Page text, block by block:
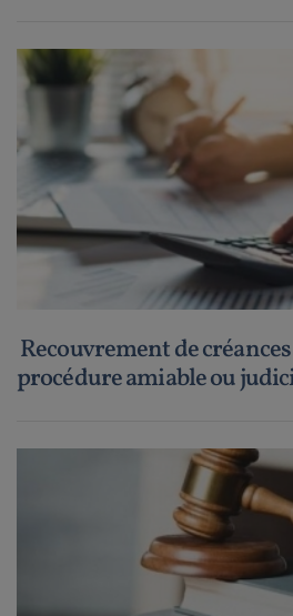
Recouvrement de
procédure amiable ou